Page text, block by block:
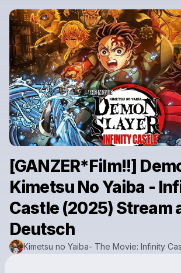
[GANZER*Film!!]
Kimetsu No Yaiba -
Castle (2025) Stream
Deutsch
Kimetsu no Yaiba- The Movie: Infinity